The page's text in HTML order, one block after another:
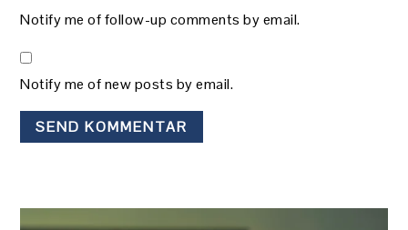
Notify me of follow-up comments by email.
Notify me of new posts by email.
PRIMÆR